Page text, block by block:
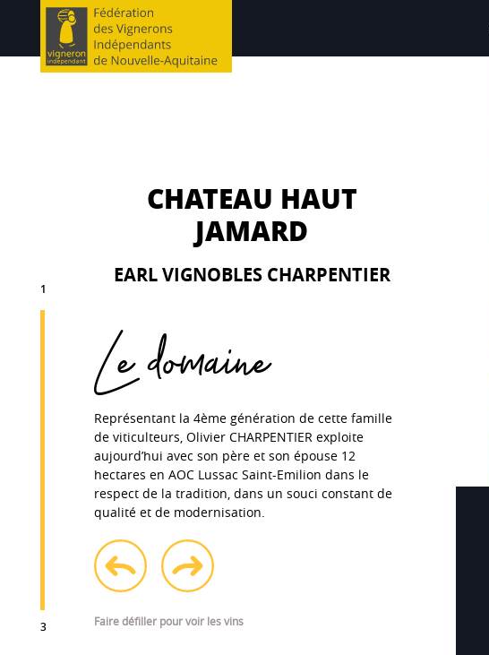
1
3
CHATEAU HAUT
JAMARD
EARL VIGNOBLES CHARPENTIER
Le domaine
Représentant la 4ème génération de cette famille
de viticulteurs, Olivier CHARPENTIER exploite
aujourd’hui avec son père et son épouse 12
hectares en AOC Lussac Saint-Emilion dans le
respect de la tradition, dans un souci constant de
qualité et de modernisation.
Faire défiller pour voir les vins
AOC
Lussac-Saint-Emilion